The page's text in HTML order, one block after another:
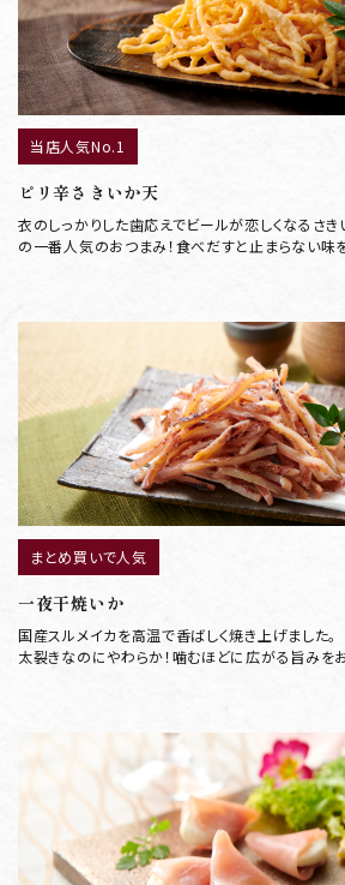
当店人気No.1
ピリ辛さきいか天
衣のしっかりした歯応えでビールが恋しくなるさ
の一番人気のおつまみ！食べだすと止まらない味
まとめ買いで人気
一夜干焼いか
国産スルメイカを高温で香ばしく焼き上げました。
太裂きなのにやわらか！噛むほどに広がる旨みを